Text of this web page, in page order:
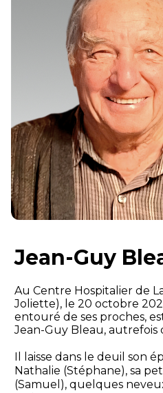
Jean-Guy
Au Centre Hospitalier de
Joliette), le 20 octobre
entouré de ses proches,
Jean-Guy Bleau, autrefois
Il laisse dans le deuil son
Nathalie (Stéphane), sa
(Samuel), quelques